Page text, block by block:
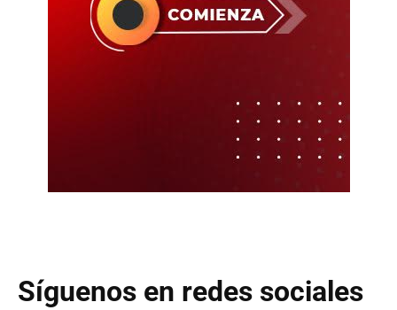
Síguenos en redes sociales